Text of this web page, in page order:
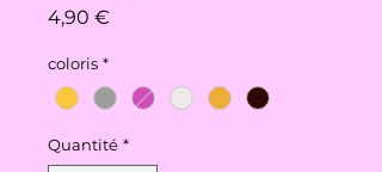
4,90 €
coloris *
Quantité *